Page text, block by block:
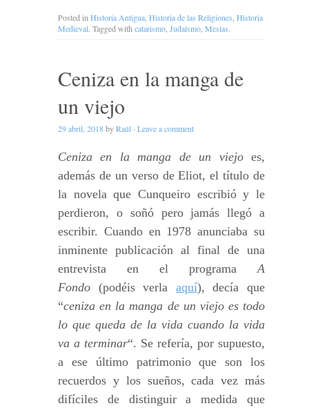
Posted in Historia Antigua Historia de las Religiones Historia
Medieval. Tagged with catarismo Judaísmo Mesías.
Ceniza en la manga de
un viejo
29 abril, 2018byRaúl · Leave a comment
Ceniza en la manga de un viejoes,
además de un verso de Eliot, el título de
la novela que Cunqueiro escribió y le
perdieron, o soñó pero jamás llegó a
escribir. Cuando en 1978 anunciaba su
inminente publicación al final de una
entrevista en el programaA
Fondo (podéis verla aquí), decía que
“ceniza en la manga de un viejo es todo
lo que queda de la vida cuando la vida
va a terminar“. Se refería, por supuesto,
a ese último patrimonio que son los
recuerdos y los sueños, cada vez más
difíciles de distinguir a medida que